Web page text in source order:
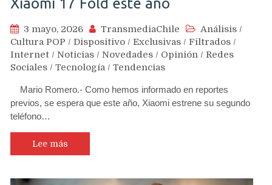
Xiaomi 17 Fold este año
3 mayo, 2026 TransmediaChile Análisis /
Cultura POP / Dispositivo / Exclusivas / Filtrados /
Internet / Noticias / Novedades / Opinión / Redes
Sociales / Tecnología / Tendencias
Mario Romero.- Como hemos informado en reportes
previos, se espera que este año, Xiaomi estrene su segundo
teléfono…
Lee más